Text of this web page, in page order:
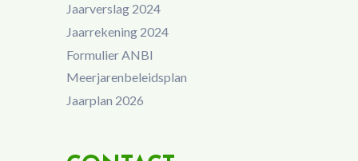
Jaarverslag 2024
Jaarrekening 2024
Formulier ANBI
Meerjarenbeleidsplan
Jaarplan 2026